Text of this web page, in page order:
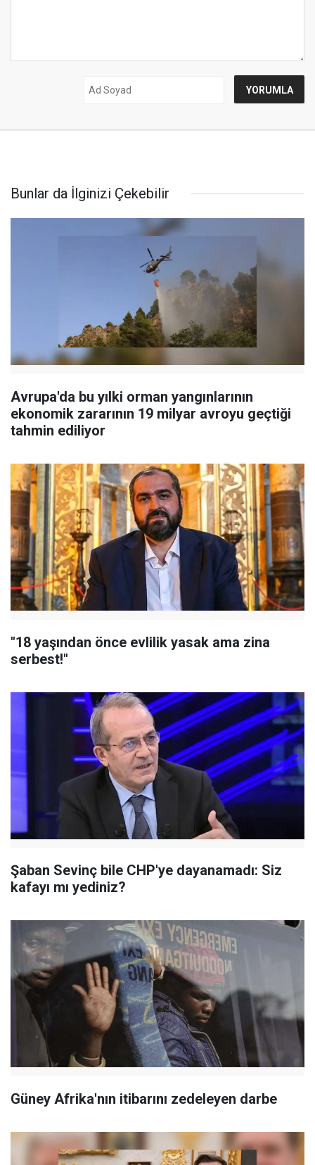
Bunlar da İlginizi Çekebilir
Avrupa'da bu yılki orman yangınlarının
ekonomik zararının 19 milyar avroyu geçtiği
tahmin ediliyor
"18 yaşından önce evlilik yasak ama zina
serbest!"
Şaban Sevinç bile CHP'ye dayanamadı: Siz
kafayı mı yediniz?
Güney Afrika'nın itibarını zedeleyen darbe